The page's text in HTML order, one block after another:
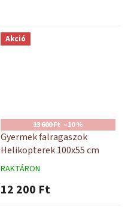
Akció
13 600 Ft –10 %
Gyermek falragaszok
Helikopterek 100x55 cm
RAKTÁRON
12 200 Ft